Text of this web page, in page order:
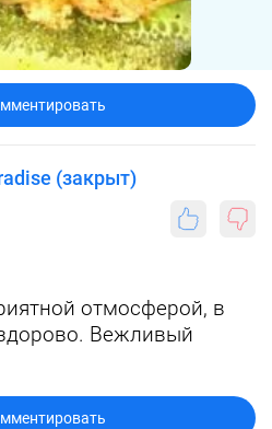
(закрыт)
отмосферой, в
Вежливый